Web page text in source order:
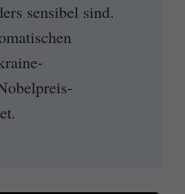
sensibel sind.